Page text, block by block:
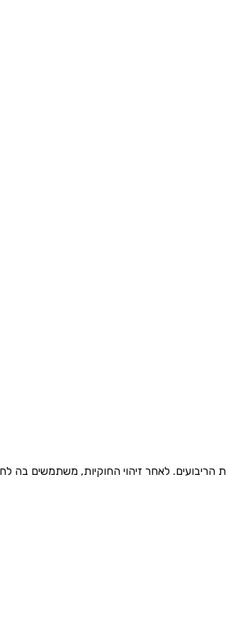
הריבועים. לאחר זיהוי החוקיות, משתמשים בה